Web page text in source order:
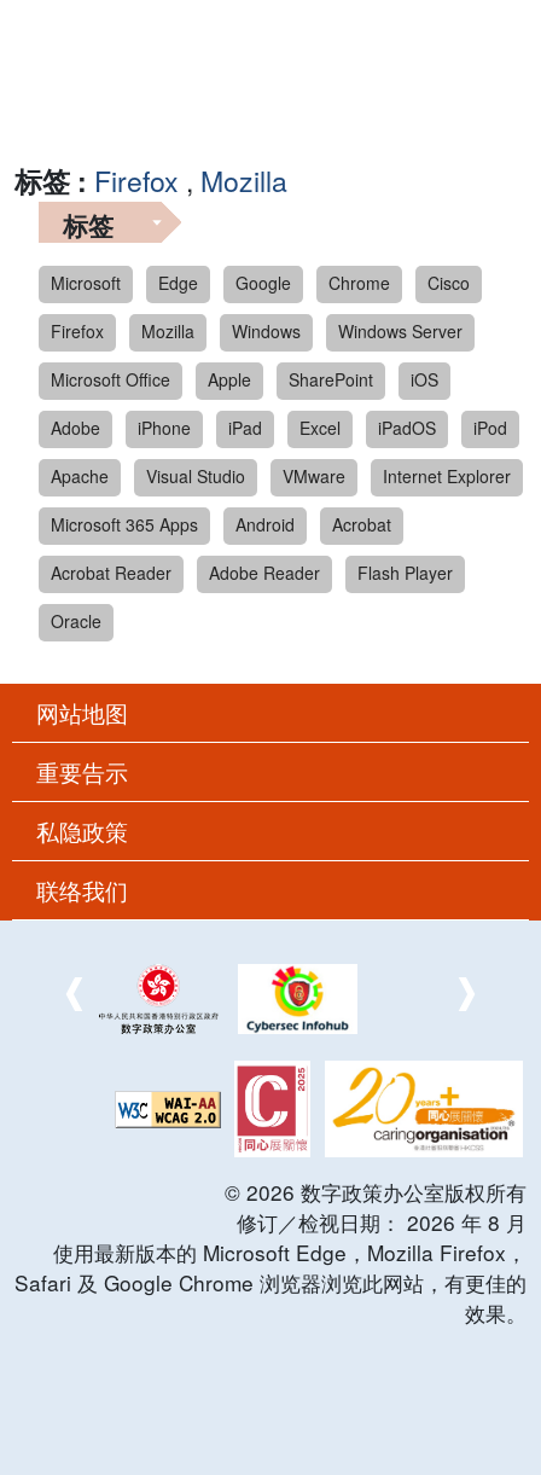
标签 : Firefox , Mozilla
标签
Microsoft Edge Google Chrome
Cisco
Firefox
Mozilla Windows
Windows Server
Microsoft Office
Apple SharePoint
iOS
Adobe
iPhone iPad Excel iPadOS
iPod
Apache
Visual Studio VMware
Internet Explorer
Microsoft 365 Apps
Android
Acrobat
Acrobat Reader
Adobe Reader
Flash Player
Oracle
网站地图
重要告示
私隐政策
联络我们
© 2026 数字政策办公室版权所有
修订／检视日期： 2026 年 8 月
使用最新版本的 Microsoft Edge，Mozilla Firefox，
Safari 及 Google Chrome 浏览器浏览此网站，有更佳的
效果。